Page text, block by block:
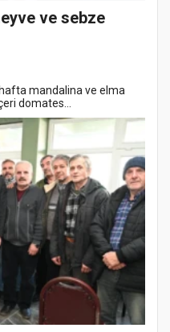
ve sebze
mandalina ve elma
domates...